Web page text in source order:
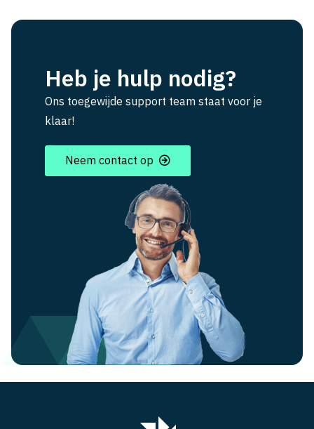
Heb je hulp nodig?
Ons toegewijde support team staat voor je
klaar!
Neem contact op